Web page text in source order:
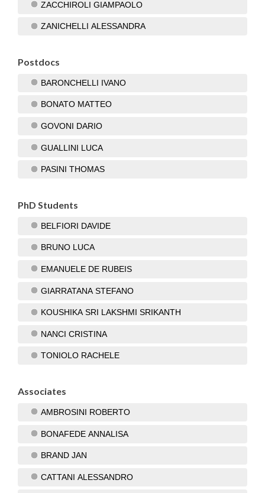
ZACCHIROLI GIAMPAOLO
ZANICHELLI ALESSANDRA
Postdocs
BARONCHELLI IVANO
BONATO MATTEO
GOVONI DARIO
GUALLINI LUCA
PASINI THOMAS
PhD Students
BELFIORI DAVIDE
BRUNO LUCA
EMANUELE DE RUBEIS
GIARRATANA STEFANO
KOUSHIKA SRI LAKSHMI SRIKANTH
NANCI CRISTINA
TONIOLO RACHELE
Associates
AMBROSINI ROBERTO
BONAFEDE ANNALISA
BRAND JAN
CATTANI ALESSANDRO